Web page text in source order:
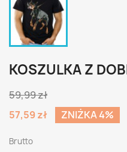
KOSZULKA Z
59,99 zł
57,59 zł
ZNIŻKA 4%
Brutto